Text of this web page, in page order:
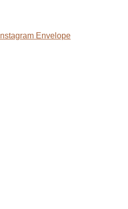
Instagram Envelope